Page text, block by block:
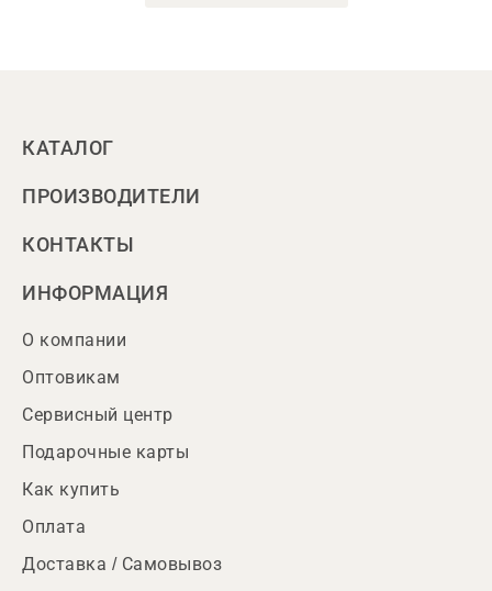
КАТАЛОГ
ПРОИЗВОДИТЕЛИ
КОНТАКТЫ
ИНФОРМАЦИЯ
О компании
Оптовикам
Сервисный центр
Подарочные карты
Как купить
Оплата
Доставка / Самовывоз